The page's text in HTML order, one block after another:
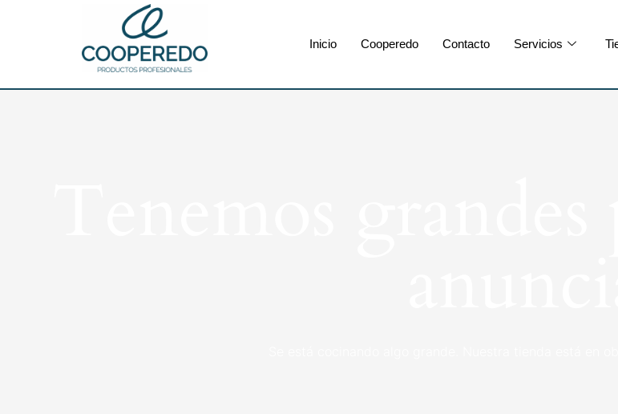
Inicio Cooperedo Contacto Servicios